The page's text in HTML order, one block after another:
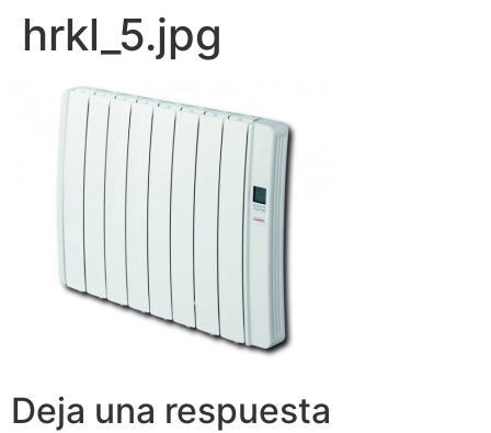
hrkl_5.jpg
Deja una respuesta